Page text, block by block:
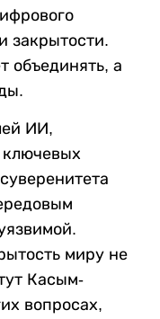
закрытости.
объединять, а
ИИ,
ключевых
миру не
Касым-
вопросах,